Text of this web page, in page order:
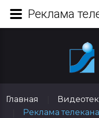
Главная
Реклама
Реклама